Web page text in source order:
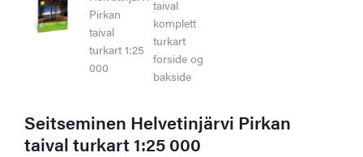
Seitseminen Helvetinjärvi Pirkan
taival turkart 1:25 000